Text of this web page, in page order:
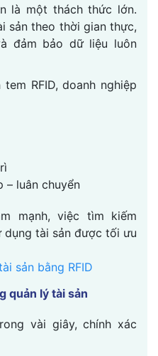
là một thách thức lớn.
sản theo thời gian thực,
đảm bảo dữ liệu luôn
RFID, doanh nghiệp
– luân chuyển
mạnh, việc tìm kiếm
dụng tài sản được tối ưu
sản bằng RFID
quản lý tài sản
vài giây, chính xác